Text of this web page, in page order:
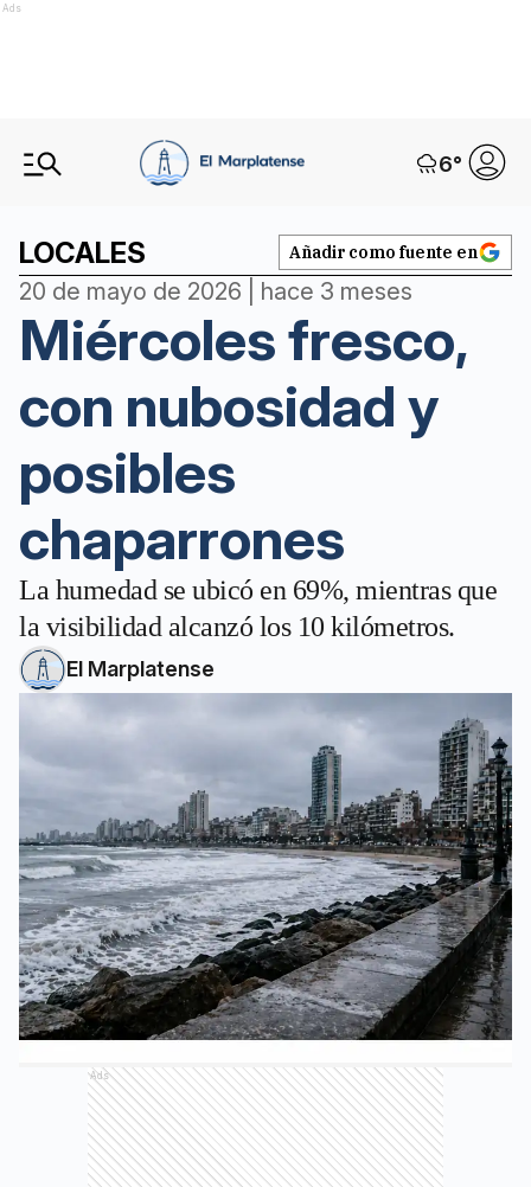
Ads
6°
LOCALES Añadir como fuente en
20 de mayo de 2026 | hace 3 meses
Miércoles fresco,
con nubosidad y
posibles
chaparrones
La humedad se ubicó en 69%, mientras que
la visibilidad alcanzó los 10 kilómetros.
El Marplatense
Ads